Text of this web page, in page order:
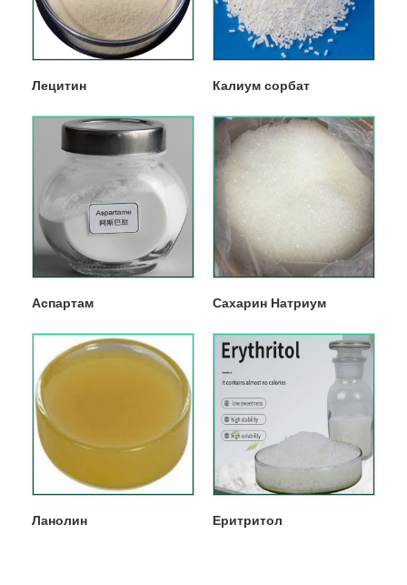
Лецитин Калиум сорбат
Аспартам Сахарин Натриум
Ланолин Еритритол